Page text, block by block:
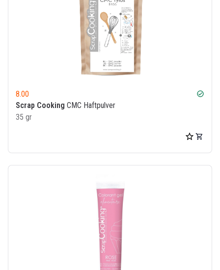
8.00 check_circle
Scrap Cooking CMC Haftpulver
35 gr